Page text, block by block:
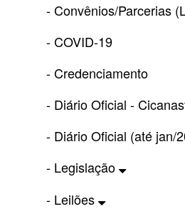
- Convênios/Parcerias
- COVID-19
- Credenciamento
- Diário Oficial -
- Diário Oficial (até jan/
- Legislação
- Leilões